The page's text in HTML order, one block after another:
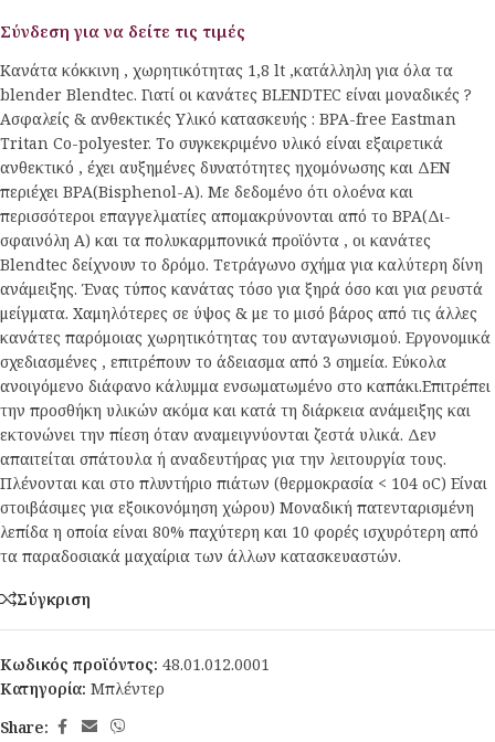
Σύνδεση για να δείτε τις τιμές
Κανάτα κόκκινη , χωρητικότητας 1,8 lt ,κατάλληλη για όλα τα
blender Blendtec. Γιατί οι κανάτες BLENDTEC είναι μοναδικές ?
Ασφαλείς & ανθεκτικές Υλικό κατασκευής : BPA-free Eastman
Tritan Co-polyester. Tο συγκεκριμένο υλικό είναι εξαιρετικά
ανθεκτικό , έχει αυξημένες δυνατότητες ηχομόνωσης και ΔΕΝ
περιέχει ΒΡΑ(Bisphenol-A). Με δεδομένο ότι ολοένα και
περισσότεροι επαγγελματίες απομακρύνονται από το ΒΡΑ(Δι-
σφαινόλη Α) και τα πολυκαρμπονικά προϊόντα , οι κανάτες
Blendtec δείχνουν το δρόμο. Τετράγωνο σχήμα για καλύτερη δίνη
ανάμειξης. Ένας τύπος κανάτας τόσο για ξηρά όσο και για ρευστά
μείγματα. Χαμηλότερες σε ύψος & με το μισό βάρος από τις άλλες
κανάτες παρόμοιας χωρητικότητας του ανταγωνισμού. Εργονομικά
σχεδιασμένες , επιτρέπουν το άδειασμα από 3 σημεία. Εύκολα
ανοιγόμενο διάφανο κάλυμμα ενσωματωμένο στο καπάκι.Επιτρέπει
την προσθήκη υλικών ακόμα και κατά τη διάρκεια ανάμειξης και
εκτονώνει την πίεση όταν αναμειγνύονται ζεστά υλικά. Δεν
απαιτείται σπάτουλα ή αναδευτήρας για την λειτουργία τους.
Πλένονται και στο πλυντήριο πιάτων (θερμοκρασία < 104 oC) Είναι
στοιβάσιμες για εξοικονόμηση χώρου) Μοναδική πατενταρισμένη
λεπίδα η οποία είναι 80% παχύτερη και 10 φορές ισχυρότερη από
τα παραδοσιακά μαχαίρια των άλλων κατασκευαστών.
Σύγκριση
Κωδικός προϊόντος: 48.01.012.0001
Κατηγορία: Μπλέντερ
Share: